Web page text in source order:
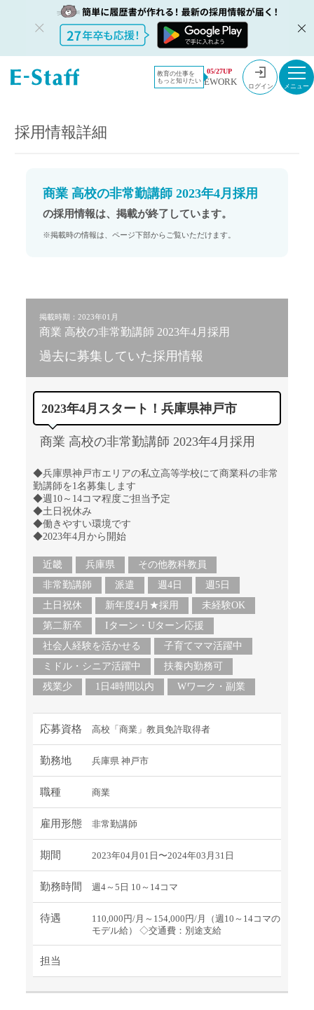
教育の仕事を
もっと知りたい
05/27UP
EWORK ログイン
教員採用情
報のイー・
採用情報
商業 高校の非常勤講師 2023年4月採用
採用情報詳細
商業 高校の非常勤講師 2023年4月採用
の採用情報は、掲載が終了しています。
※掲載時の情報は、ページ下部からご覧いただけます。
掲載時期：2023年01月
商業 高校の非常勤講師 2023年4月採用
過去に募集していた採用情報
2023年4月スタート！兵庫県神戸市
商業 高校の非常勤講師 2023年4月採用
◆兵庫県神戸市エリアの私立高等学校にて商業科の非常
勤講師を1名募集します
◆週10～14コマ程度ご担当予定
◆土日祝休み
◆働きやすい環境です
◆2023年4月から開始
近畿 兵庫県
その他教科教員
非常勤講師
派遣 週4日
週5日
土日祝休
新年度4月★採用
未経験OK
第二新卒
Iターン・Uターン応援
社会人経験を活かせる
子育てママ活躍中
ミドル・シニア活躍中
扶養内勤務可
残業少
1日4時間以内 Wワーク・副業
応募資格 高校「商業」教員免許取得者
勤務地 兵庫県 神戸市
職種 商業
雇用形態 非常勤講師
期間 2023年04月01日〜2024年03月31日
勤務時間 週4～5日 10～14コマ
待遇
110,000円/月～154,000円/月（週10～14コマの
モデル給） ◇交通費：別途支給
担当